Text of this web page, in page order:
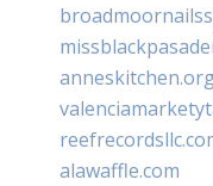
alawaffle.com